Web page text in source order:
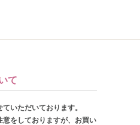
て
いただいております。
をしておりますが、お買い